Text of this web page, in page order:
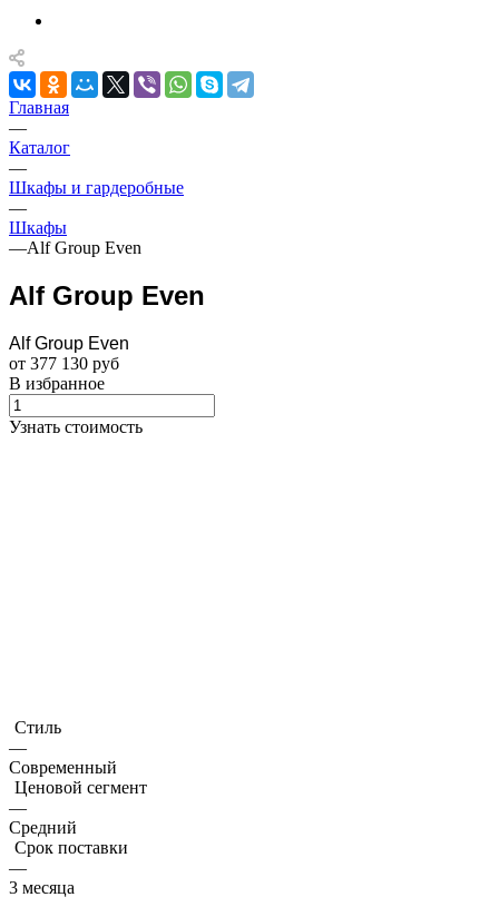
Главная
—
Каталог
—
Шкафы и гардеробные
—
Шкафы
—Alf Group Even
Alf Group Even
Alf Group Even
от 377 130 руб
В избранное
Узнать стоимость
Стиль
—
Современный
Ценовой сегмент
—
Средний
Срок поставки
—
3 месяца